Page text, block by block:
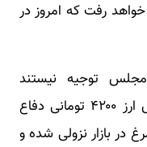
رفت که امروز در
توجیه نیستند
همانطور کسانی که روزی از تخصیص ارز ۴۲۰۰ تومانی دفاع
در بازار نزولی شده و